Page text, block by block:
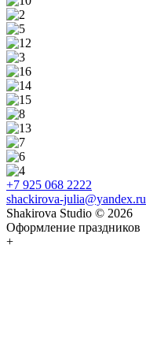
+7 925 068 2222
shackirova-julia@yandex.ru
Shakirova Studio © 2026
Оформление праздников
+